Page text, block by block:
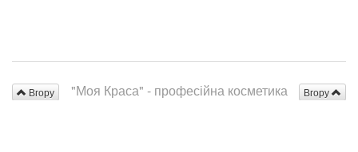
Вгору
Вгору
"Моя Краса" - професійна косметика